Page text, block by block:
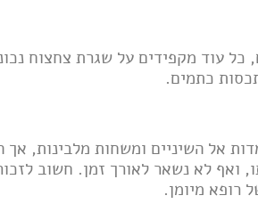
כל עוד מקפידים על שגרת צחצוח
כתמים.
אל השיניים ומשחות מלבינות,
ואף לא נשאר לאורך זמן. חשוב
רופא מיומן.